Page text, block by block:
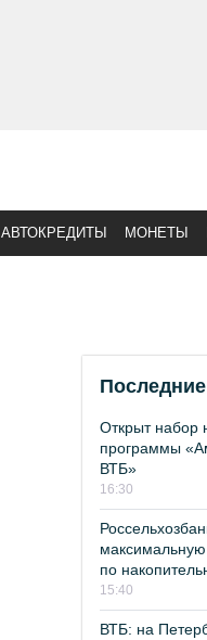
АВТОКРЕДИТЫ МОНЕТЫ
Открыт набор
программы
ВТБ»
16:30
по
15:40
ВТБ: на